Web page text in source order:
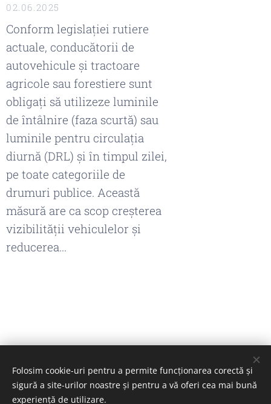
02.06.2025
Conform legislației rutiere
actuale, conducătorii de
autovehicule și tractoare
agricole sau forestiere sunt
obligați să utilizeze luminile
de întâlnire (faza scurtă) sau
luminile pentru circulația
diurnă (DRL) și în timpul zilei,
pe toate categoriile de
drumuri publice. Această
măsură are ca scop creșterea
vizibilității vehiculelor și
reducerea...
CEER.ro
Folosim cookie-uri pentru a permite funcționarea corectă și
sigură a site-urilor noastre și pentru a vă oferi cea mai bună
experiență de utilizare.